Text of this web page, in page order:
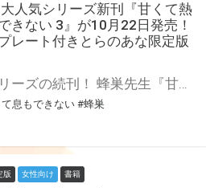
人気シリーズ新刊『甘くて熱
きない 3』が10月22日発売！
レート付きとらのあな限定版
大人気シリーズの続刊！ 蜂巣先生『甘くて熱くて息もできない』第3巻が10月22日発売！ とらのあなでは刊行を記念してA6アクリルプレート付きとらのあな限定版を発売致します♥ アクリルプレートは蜂巣先生描き下ろし！ 池袋店・通販にて予約開始！とらのあな限定版は数量限定生産となりますので、お早めにご予約下さい！
息もできない #蜂巣
版 女性向け 書籍